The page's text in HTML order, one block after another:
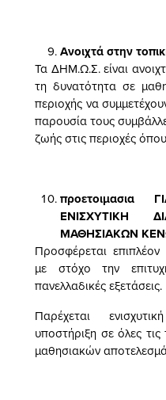
Ανοιχτά στην
Τα ΔΗΜ.Ω.Σ. είναι
τη δυνατότητα σε
περιοχής να
παρουσία τους
ζωής στις περιοχές
ΕΝΙΣΧΥΤΙΚΗ
ΜΑΘΗΣΙΑΚΩΝ
Προσφέρεται επιπλέον
με στόχο την
πανελλαδικές εξετάσεις.
Παρέχεται
υποστήριξη σε όλες
μαθησιακών